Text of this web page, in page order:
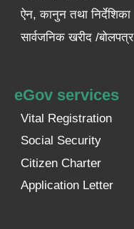
ऐन, कानुन तथा निर्देशिका
सार्वजनिक खरीद /बोलपत्र
eGov services
Vital Registration
Social Security
Citizen Charter
Application Letter